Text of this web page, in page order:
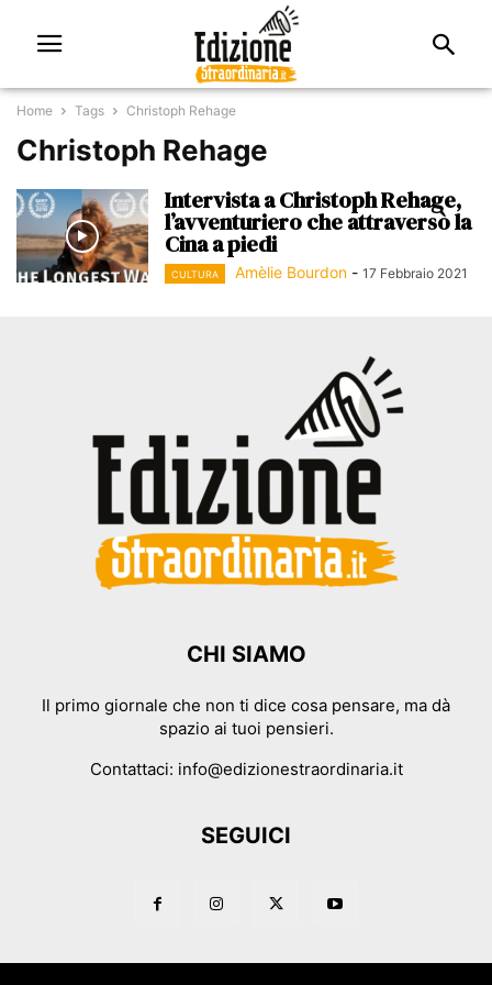
Home Tags Christoph Rehage
Christoph Rehage
Intervista a Christoph Rehage,
l’avventuriero che attraversò la
Cina a piedi
CULTURA Amèlie Bourdon - 17 Febbraio 2021
CHI SIAMO
Il primo giornale che non ti dice cosa pensare, ma dà
spazio ai tuoi pensieri.
Contattaci: info@edizionestraordinaria.it
SEGUICI